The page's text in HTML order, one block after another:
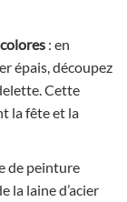
: en
épais, découpez
Cette
la fête et la
de peinture
la laine d’acier